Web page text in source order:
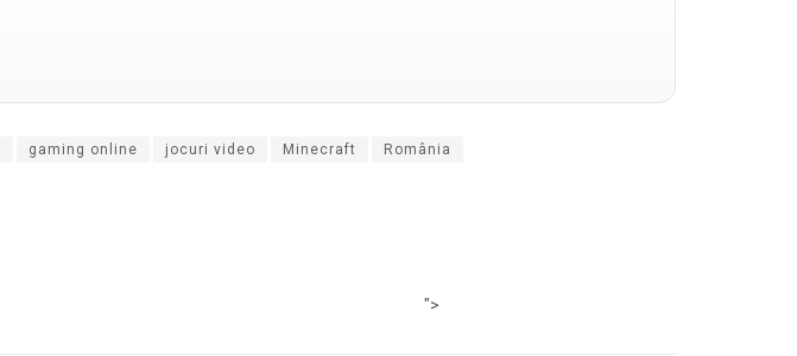
gaming online jocuri video Minecraft România
">